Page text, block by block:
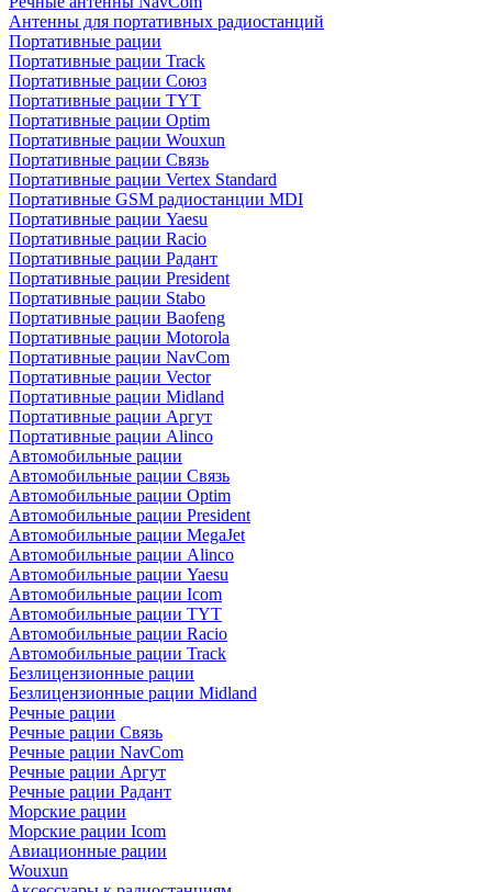
Антенны для портативных радиостанций
Портативные рации
Портативные рации Track
Портативные рации Союз
Портативные рации TYT
Портативные рации Optim
Портативные рации Wouxun
Портативные рации Связь
Портативные рации Vertex Standard
Портативные GSM радиостанции MDI
Портативные рации Yaesu
Портативные рации Racio
Портативные рации Радант
Портативные рации President
Портативные рации Stabo
Портативные рации Baofeng
Портативные рации Motorola
Портативные рации NavCom
Портативные рации Vector
Портативные рации Midland
Портативные рации Аргут
Портативные рации Alinco
Автомобильные рации
Автомобильные рации Связь
Автомобильные рации Optim
Автомобильные рации President
Автомобильные рации MegaJet
Автомобильные рации Alinco
Автомобильные рации Yaesu
Автомобильные рации Icom
Автомобильные рации TYT
Автомобильные рации Racio
Автомобильные рации Track
Безлицензионные рации
Безлицензионные рации Midland
Речные рации
Речные рации Связь
Речные рации NavCom
Речные рации Аргут
Речные рации Радант
Морские рации
Морские рации Icom
Авиационные рации
Wouxun